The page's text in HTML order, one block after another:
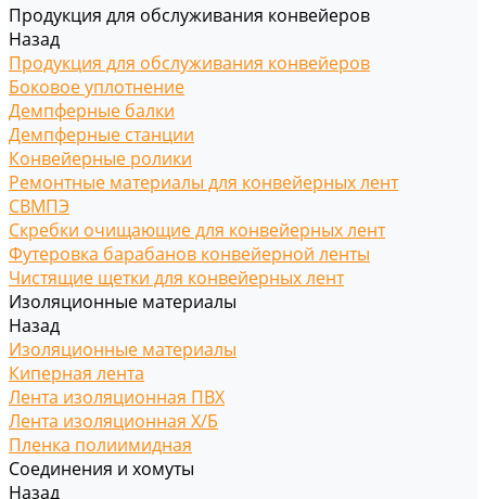
Продукция для обслуживания конвейеров
Назад
Продукция для обслуживания конвейеров
Боковое уплотнение
Демпферные балки
Демпферные станции
Конвейерные ролики
Ремонтные материалы для конвейерных лент
СВМПЭ
Скребки очищающие для конвейерных лент
Футеровка барабанов конвейерной ленты
Чистящие щетки для конвейерных лент
Изоляционные материалы
Назад
Изоляционные материалы
Киперная лента
Лента изоляционная ПВХ
Лента изоляционная Х/Б
Пленка полиимидная
Соединения и хомуты
Назад